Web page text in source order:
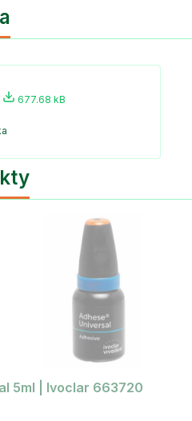
677.68 kB
5ml | Ivoclar 663720